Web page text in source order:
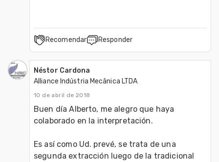
Recomendar Responder
Néstor Cardona
Alliance Indústria Mecânica LTDA
10 de abril de 2018
Buen día Alberto, me alegro que haya
colaborado en la interpretación.
Es así como Ud. prevé, se trata de una
segunda extracción luego de la tradicional